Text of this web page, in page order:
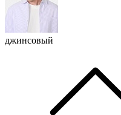
джинсовый